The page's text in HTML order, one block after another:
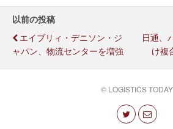
以前の投稿
エイブリィ・デニソン・ジ
ャパン、物流センターを増強
日通、
け複
© LOGISTICS TODAY